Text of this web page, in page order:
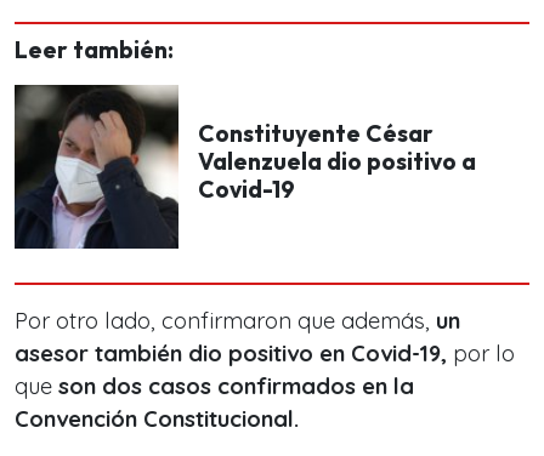
Leer también:
Constituyente César
Valenzuela dio positivo a
Covid-19
Por otro lado, confirmaron que además, un
asesor también dio positivo en Covid-19, por lo
que son dos casos confirmados en la
Convención Constitucional.